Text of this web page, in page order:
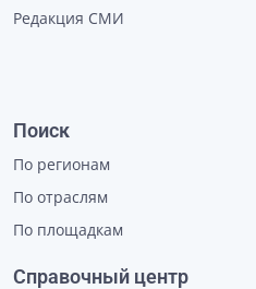
Редакция СМИ
Поиск
По регионам
По отраслям
По площадкам
Справочный центр